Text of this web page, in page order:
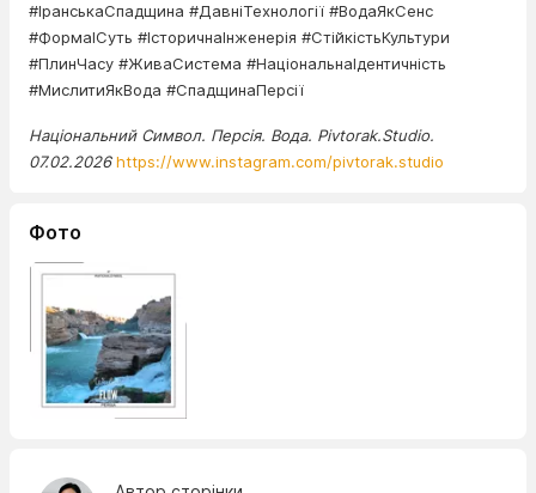
#ІранськаСпадщина #ДавніТехнології #ВодаЯкСенс
#ФормаІСуть #ІсторичнаІнженерія #СтійкістьКультури
#ПлинЧасу #ЖиваСистема #НаціональнаІдентичність
#МислитиЯкВода #СпадщинаПерсії
Національний Символ. Персія. Вода. Pivtorak.Studio.
07.02.2026https://www.instagram.com/pivtorak.studio
Фото